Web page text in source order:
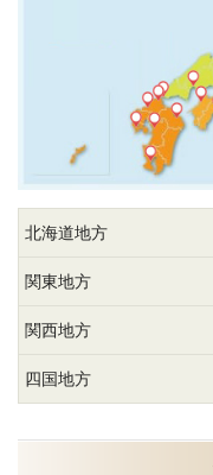
北海道地方
関東地方
関西地方
四国地方